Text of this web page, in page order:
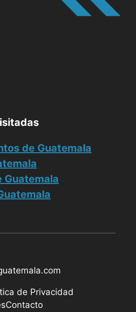
de Guatemala
Guatemala
de Privacidad
Contacto